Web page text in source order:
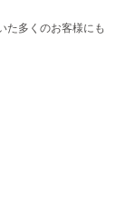
た多くのお客様にも